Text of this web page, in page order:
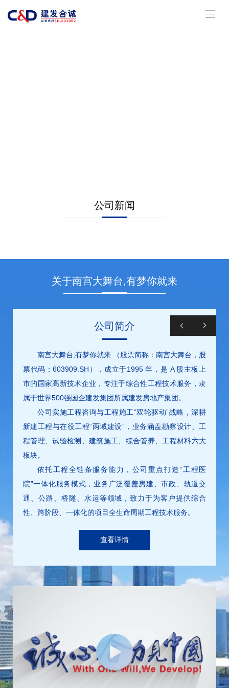
公司新闻
关于南宫大舞台,有梦你就来
公司简介
南宫大舞台,有梦你就来 （股票简称：南宫大舞台，股
票代码：603909.SH），成立于1995 年，是 A 股主板上
市的国家高新技术企业，专注于综合性工程技术服务，隶
属于世界500强国企建发集团所属建发房地产集团。
公司实施工程咨询与工程施工“双轮驱动”战略，深耕
新建工程与在役工程“两域建设”，业务涵盖勘察设计、工
程管理、试验检测、建筑施工、综合管养、工程材料六大
板块。
依托工程全链条服务能力，公司重点打造“工程医
院”一体化服务模式，业务广泛覆盖房建、市政、轨道交
通、公路、桥隧、水运等领域，致力于为客户提供综合
性、跨阶段、一体化的项目全生命周期工程技术服务。
查看详情